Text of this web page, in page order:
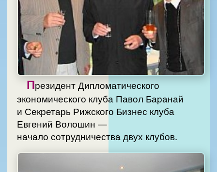
Президент Дипломатического
экономического клуба Павол Баранай
и Секретарь Рижского Бизнес клуба
Евгений Волошин —
начало сотрудничества двух клубов.